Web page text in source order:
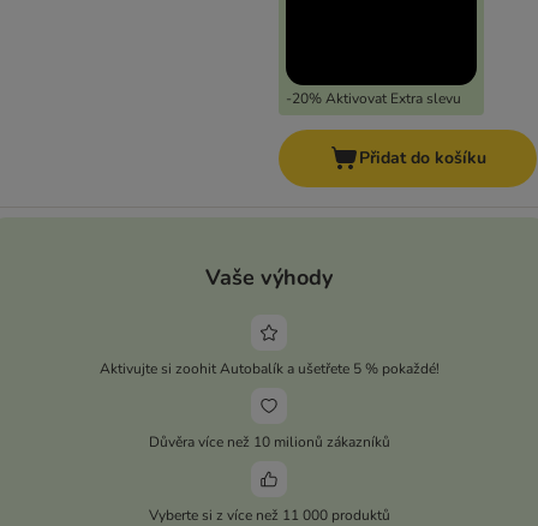
-20% Aktivovat Extra slevu
Přidat do košíku
Vaše výhody
Aktivujte si zoohit Autobalík a ušetřete 5 % pokaždé!
Důvěra více než 10 milionů zákazníků
Vyberte si z více než 11 000 produktů